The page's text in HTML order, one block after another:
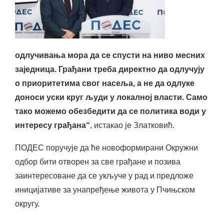
одлучивања мора да се спусти на ниво месних
заједница. Грађани треба директно да одлучују
о приоритетима свог насеља, а не да одлуке
доноси уски круг људи у локалној власти. Само
тако можемо обезбедити да се политика води у
интересу грађана“, истакао је Златковић.
ПОДЕС поручује да ће новоформирани Окружни
одбор бити отворен за све грађане и позива
заинтересоване да се укључе у рад и предложе
иницијативе за унапређење живота у Пчињском
округу.